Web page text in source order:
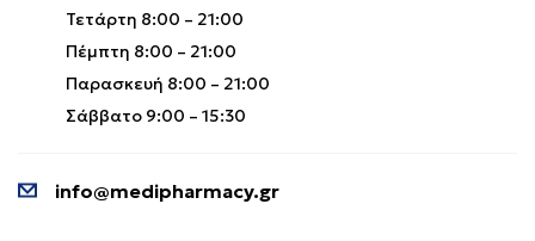
Τετάρτη 8:00 – 21:00
Πέμπτη 8:00 – 21:00
Παρασκευή 8:00 – 21:00
Σάββατο 9:00 – 15:30
info@medipharmacy.gr